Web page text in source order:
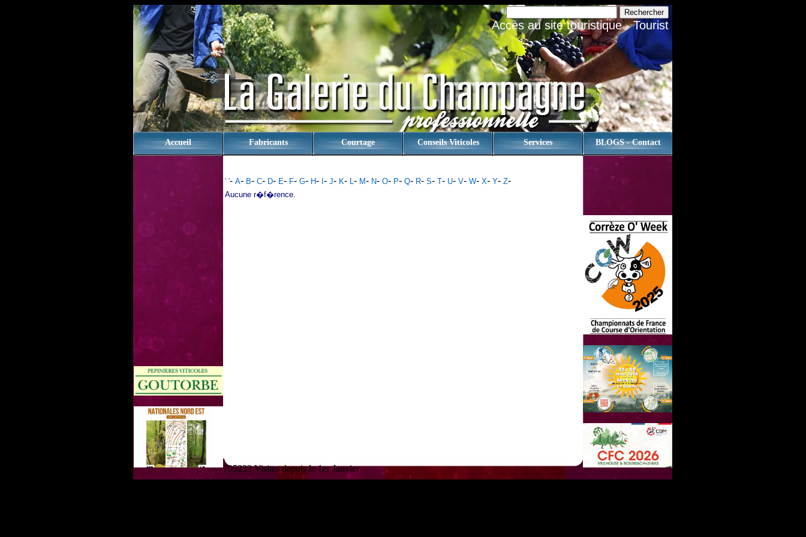
Accès au site touristique - Tourist
Accueil Fabricants Courtage Conseils Viticoles Services BLOGS - Contact
' '- A- B- C- D- E- F- G- H- - J- K- L- M- N- O- P- Q- R- S- T- U- V- W- X- Y- Z-
Aucune r�f�rence.
795233 Visites depuis le 1er Janvier